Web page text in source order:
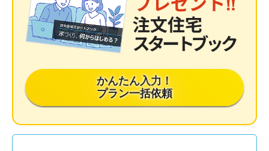
かんたん入力！
プラン一括依頼